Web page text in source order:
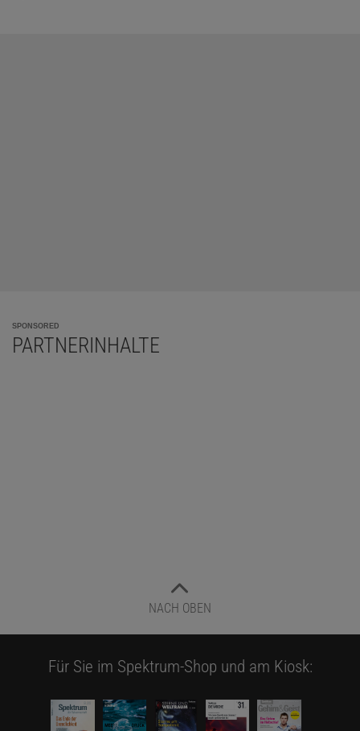
SPONSORED
PARTNERINHALTE
NACH OBEN
Für Sie im Spektrum-Shop und am Kiosk: